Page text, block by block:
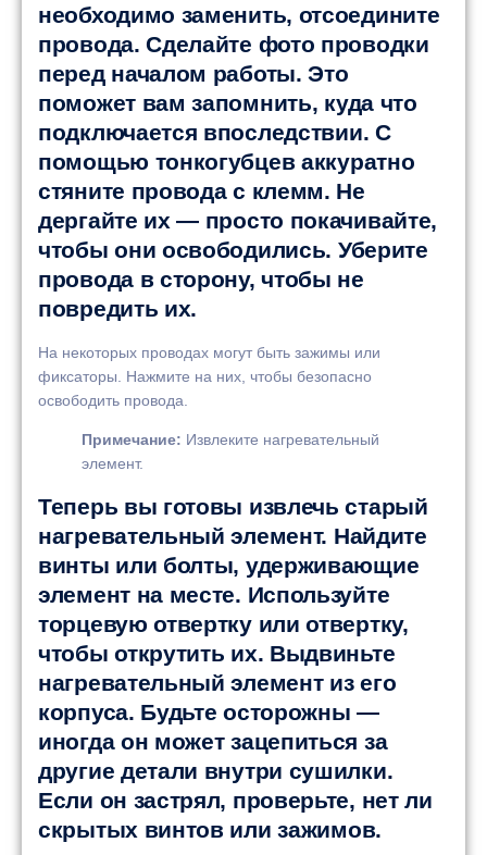
необходимо заменить, отсоедините
провода. Сделайте фото проводки
перед началом работы. Это
поможет вам запомнить, куда что
подключается впоследствии. С
помощью тонкогубцев аккуратно
стяните провода с клемм. Не
дергайте их — просто покачивайте,
чтобы они освободились. Уберите
провода в сторону, чтобы не
повредить их.
На некоторых проводах могут быть зажимы или
фиксаторы. Нажмите на них, чтобы безопасно
освободить провода.
Примечание: Извлеките нагревательный
элемент.
Теперь вы готовы извлечь старый
нагревательный элемент. Найдите
винты или болты, удерживающие
элемент на месте. Используйте
торцевую отвертку или отвертку,
чтобы открутить их. Выдвиньте
нагревательный элемент из его
корпуса. Будьте осторожны —
иногда он может зацепиться за
другие детали внутри сушилки.
Если он застрял, проверьте, нет ли
скрытых винтов или зажимов.